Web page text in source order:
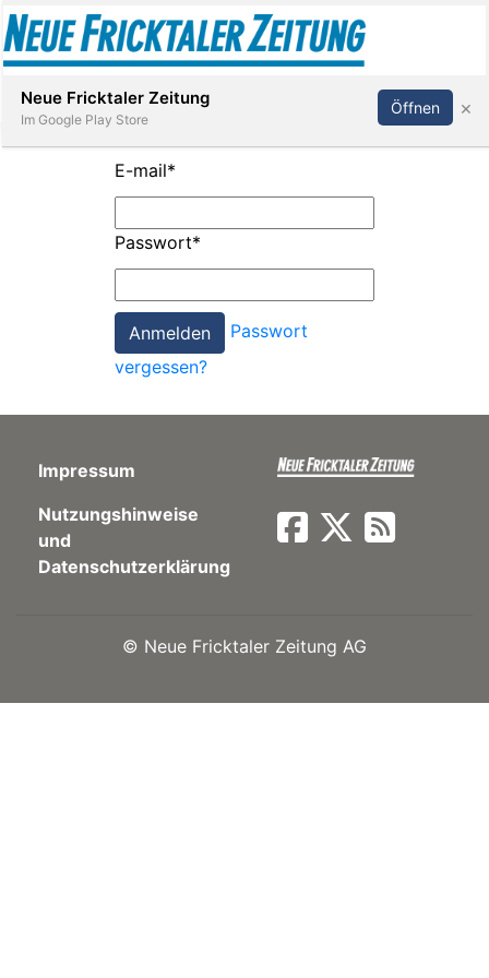
Paper
App
Abonnieren Anmelden
E-mail*
Passwort*
Passwort
vergessen?
Impressum
Nutzungshinweise
und
Datenschutzerklärung
© Neue Fricktaler Zeitung AG
Neue Fricktaler Zeitung
Im Google Play Store
Öffnen ×